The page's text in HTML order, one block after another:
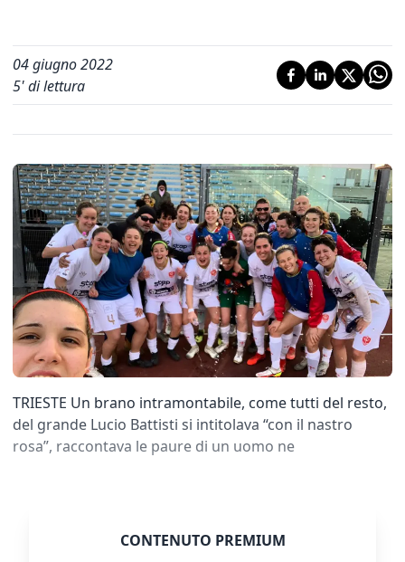
04 giugno 2022
5' di lettura
TRIESTE Un brano intramontabile, come tutti del resto,
del grande Lucio Battisti si intitolava “con il nastro
rosa”, raccontava le paure di un uomo ne
CONTENUTO PREMIUM